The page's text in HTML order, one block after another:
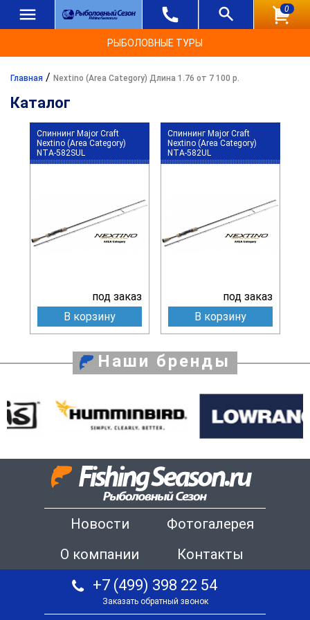
0
РЫБОЛОВНЫЕ ТУРЫ
Главная / Nextino (Area Category) Длина 1.76 от 7 100 р.
Каталог
Спиннинг Major Craft
Nextino (Area Category)
NTA-582SUL
под заказ
В корзину
Спиннинг Major Craft
Nextino (Area Category)
NTA-582UL
под заказ
В корзину
Наши бренды
Новости
Фотогалерея
О компании
Контакты
+7 (499) 398 22 54
Заказать обратный звонок